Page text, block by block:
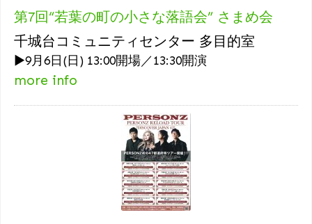
第7回“若葉の町の小さな落語会” さまめ会
千城台コミュニティセンター 多目的室
▶9月6日(日) 13:00開場／13:30開演
more info